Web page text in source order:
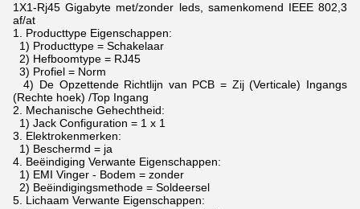
1X1-Rj45 Gigabyte met/zonder leds, samenkomend IEEE 802,3
af/at
1. Producttype Eigenschappen:
1) Producttype = Schakelaar
2) Hefboomtype = RJ45
3) Profiel = Norm
4) De Opzettende Richtlijn van PCB = Zij (Verticale) Ingangs
(Rechte hoek) /Top Ingang
2. Mechanische Gehechtheid:
1) Jack Configuration = 1 x 1
3. Elektrokenmerken:
1) Beschermd = ja
4. Beëindiging Verwante Eigenschappen:
1) EMI Vinger - Bodem = zonder
2) Beëindigingsmethode = Soldeersel
5. Lichaam Verwante Eigenschappen: